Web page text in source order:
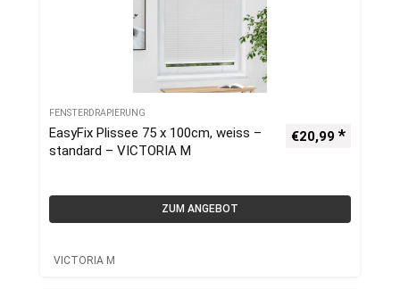
FENSTERDRAPIERUNG
EasyFix Plissee 75 x 100cm, weiss –
standard – VICTORIA M
€20,99
ZUM ANGEBOT
VICTORIA M